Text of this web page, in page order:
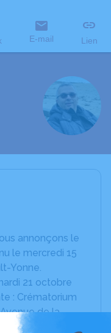
E-mail Lien
annonçons le
le mercredi 15
Yonne.
21 octobre
: Crématorium
de la